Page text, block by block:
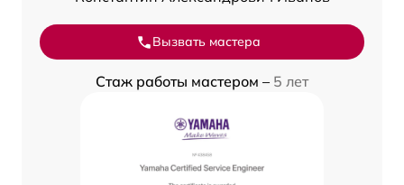
Вызвать мастера
Стаж работы мастером – 5 лет